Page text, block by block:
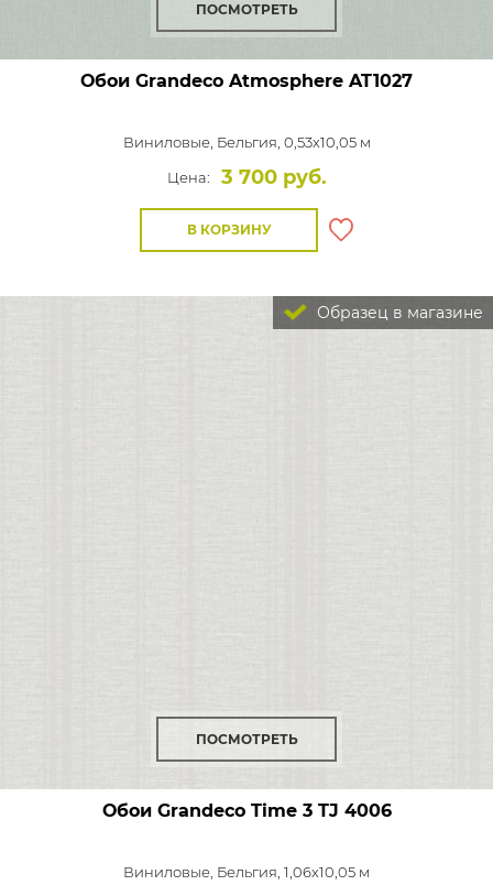
ПОСМОТРЕТЬ
Обои Grandeco Atmosphere AT1027
Виниловые, Бельгия, 0,53x10,05 м
Цена:
3 700 руб.
В КОРЗИНУ
Образец в магазине
ПОСМОТРЕТЬ
Обои Grandeco Time 3TJ 4006
Виниловые, Бельгия, 1,06x10,05 м